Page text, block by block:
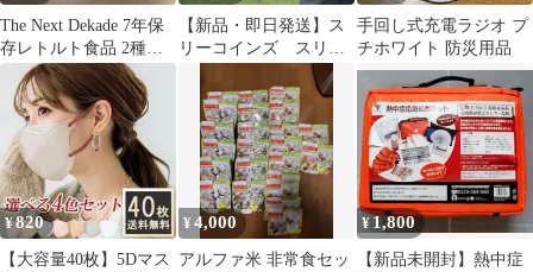
The Next Dekade 7年保
存レトルト食品 2種セ
ット
【新品・即日発送】ス
リーコインズ スリ
コ 脱水できる防水ポ
ーチ
手回し式充電ラジオ プ
チホワイト 防災用品
¥820
【大容量40枚】5Dマス
¥4,000
アルファ米 非常食セッ
¥ 1,800
【新品未開封】熱中症